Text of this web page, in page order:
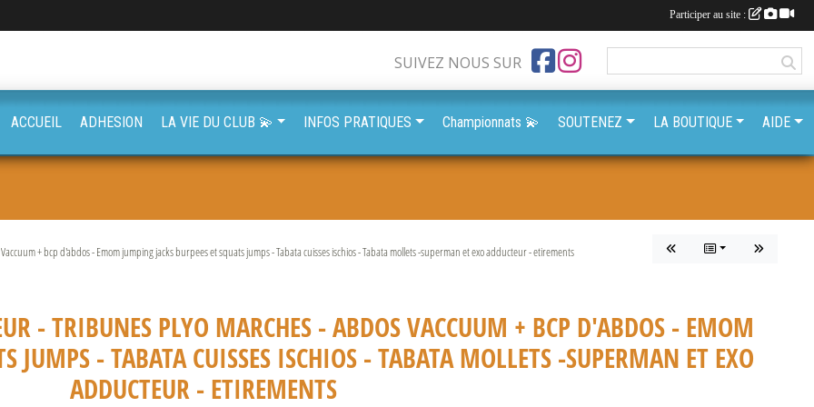
+ bcp d'abdos - Emom jumping jacks burpees et squats jumps - Tabata cuisses ischios - Tabata mollets -superman et exo adducteur - etirements
- TRIBUNES PLYO MARCHES - ABDOS VACCUUM + BCP D'ABDOS - EMOM
JUMPS - TABATA CUISSES ISCHIOS - TABATA MOLLETS -SUPERMAN ET EXO
ADDUCTEUR - ETIREMENTS
SUIVEZ NOUS SUR
ACCUEIL ADHESION LA VIE DU CLUB 💫 INFOS PRATIQUES Championnats 💫 SOUTENEZ LA BOUTIQUE AIDE
Participer au site :